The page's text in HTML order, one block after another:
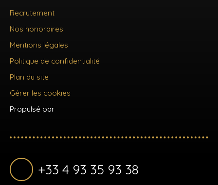
Recrutement
Nos honoraires
Mentions légales
Politique de confidentialité
Plan du site
Gérer les cookies
Propulsé par
+33 4 93 35 93 38